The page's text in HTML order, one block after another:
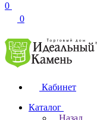
0
0
Кабинет
Каталог
Назад